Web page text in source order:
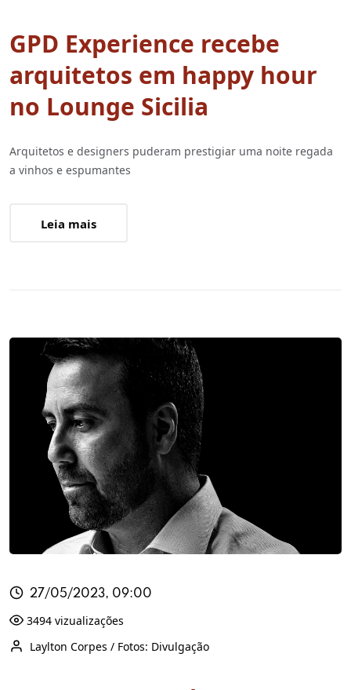
GPD Experience recebe
arquitetos em happy hour
no Lounge Sicilia
Arquitetos e designers puderam prestigiar uma noite regada
a vinhos e espumantes
Leia mais
27/05/2023, 09:00
3494 vizualizações
Laylton Corpes / Fotos: Divulgação